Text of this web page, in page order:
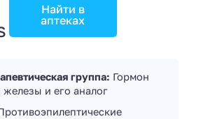
Найти в
аптеках
группа: Гормон
и его аналог